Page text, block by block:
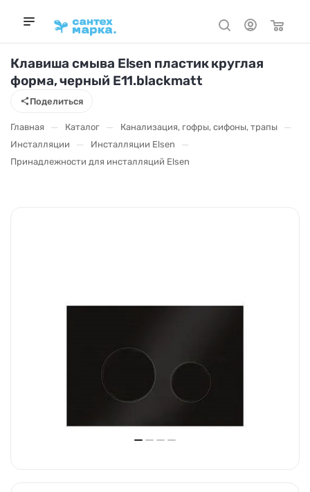
Поделиться
Клавиша смыва Elsen пластик круглая
форма, черный E11.blackmatt
Главная — Каталог — Канализация, гофры, сифоны, трапы —
Инсталляции — Инсталляции Elsen —
Принадлежности для инсталляций Elsen